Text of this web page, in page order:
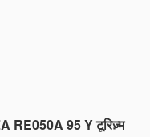
RE050A 95 Y टूरिज़्म